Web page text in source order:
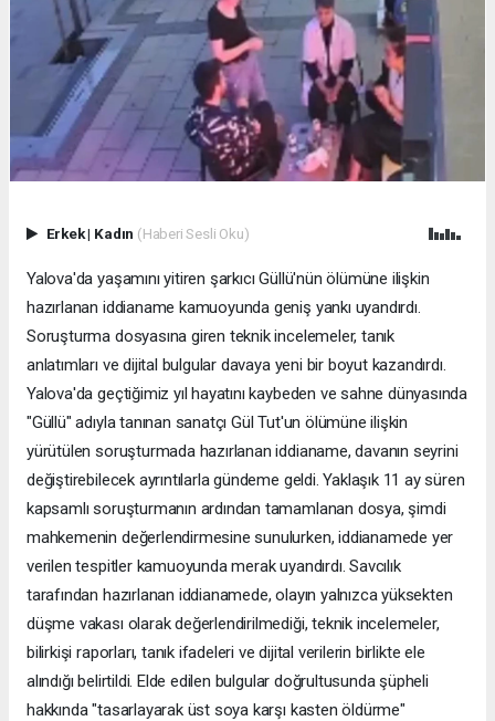
Erkek| Kadın (Haberi Sesli Oku)
Yalova'da yaşamını yitiren şarkıcı Güllü'nün ölümüne ilişkin
hazırlanan iddianame kamuoyunda geniş yankı uyandırdı.
Soruşturma dosyasına giren teknik incelemeler, tanık
anlatımları ve dijital bulgular davaya yeni bir boyut kazandırdı.
Yalova'da geçtiğimiz yıl hayatını kaybeden ve sahne dünyasında
"Güllü" adıyla tanınan sanatçı Gül Tut'un ölümüne ilişkin
yürütülen soruşturmada hazırlanan iddianame, davanın seyrini
değiştirebilecek ayrıntılarla gündeme geldi. Yaklaşık 11 ay süren
kapsamlı soruşturmanın ardından tamamlanan dosya, şimdi
mahkemenin değerlendirmesine sunulurken, iddianamede yer
verilen tespitler kamuoyunda merak uyandırdı. Savcılık
tarafından hazırlanan iddianamede, olayın yalnızca yüksekten
düşme vakası olarak değerlendirilmediği, teknik incelemeler,
bilirkişi raporları, tanık ifadeleri ve dijital verilerin birlikte ele
alındığı belirtildi. Elde edilen bulgular doğrultusunda şüpheli
hakkında "tasarlayarak üst soya karşı kasten öldürme"